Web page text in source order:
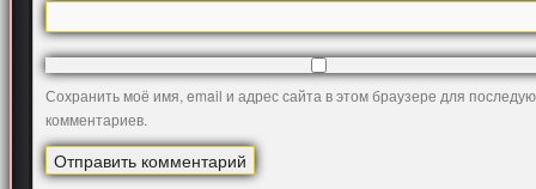
Сохранить моё имя, email и адрес сайта в этом браузере для
комментариев.